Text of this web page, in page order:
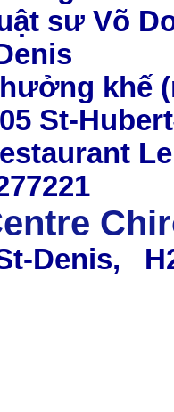
sư Võ
khế
St-
Denis,